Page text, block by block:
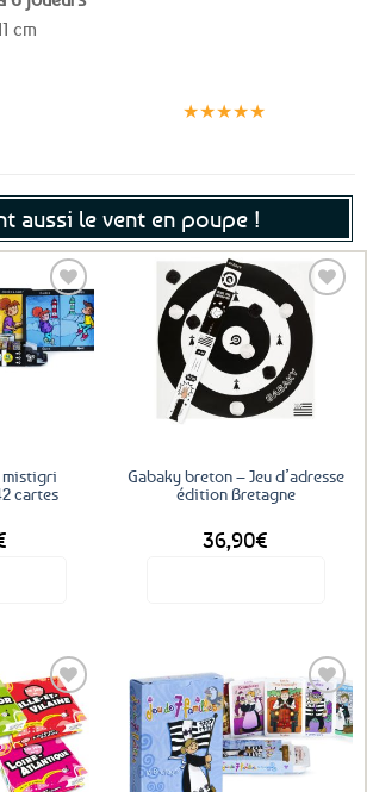
cm
★★★★★
aussi le vent en poupe !
Ajouter
mistigri
cartes
Ajouter
aux
favoris
Gabaky breton – Jeu d’adresse
édition Bretagne
36,90€
Ajouter
aux
favoris
Ajouter
aux
favoris